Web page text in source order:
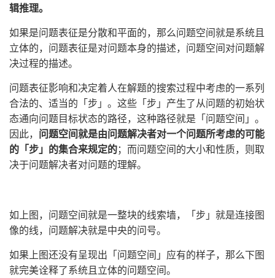
辑推理。
如果是问题表征是分散和平面的，那么问题空间就是系统且
立体的，问题表征是对问题本身的描述，问题空间对问题解
决过程的描述。
问题表征影响和决定着人在解题的搜索过程中考虑的一系列
合法的、适当的「步」。这些「步」产生了从问题的初始状
态通向问题目标状态的路径，这种路径就是「问题空间」。
因此， 问题空间就是由问题解决者对一个问题所考虑的可能
的「步」的集合来规定的；而问题空间的大小和性质，则取
决于问题解决者对问题的理解。
如上图，问题空间就是一整块的线索墙，「步」就是连接图
像的线，问题解决就是中央的问号。
如果上图还没有呈现出「问题空间」应有的样子，那么下图
就完美诠释了系统且立体的问题空间。